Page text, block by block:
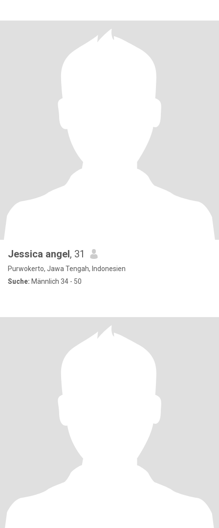
Jessica angel, 31
Purwokerto, Jawa Tengah, Indonesien
Suche: Männlich 34 - 50